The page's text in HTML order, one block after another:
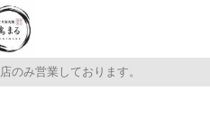
のみ営業しております。